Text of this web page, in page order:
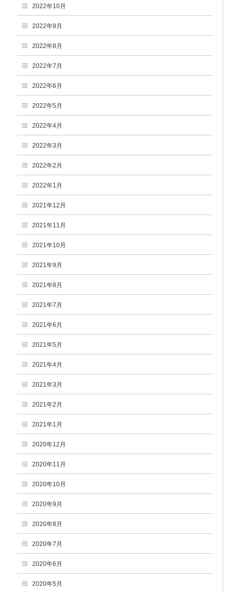
2022年10月
2022年9月
2022年8月
2022年7月
2022年6月
2022年5月
2022年4月
2022年3月
2022年2月
2022年1月
2021年12月
2021年11月
2021年10月
2021年9月
2021年8月
2021年7月
2021年6月
2021年5月
2021年4月
2021年3月
2021年2月
2021年1月
2020年12月
2020年11月
2020年10月
2020年9月
2020年8月
2020年7月
2020年6月
2020年5月